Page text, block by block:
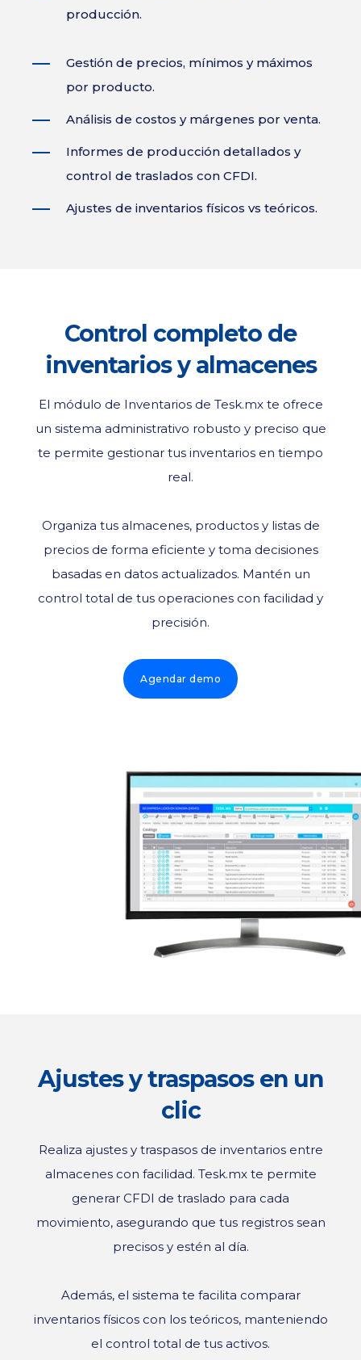
producción.
Gestión de precios, mínimos y máximos
por producto.
Análisis de costos y márgenes por venta.
Informes de producción detallados y
control de traslados con CFDI.
Ajustes de inventarios físicos vs teóricos.
Control completo de
inventarios y almacenes
El módulo de Inventarios de Tesk.mx te ofrece
un sistema administrativo robusto y preciso que
te permite gestionar tus inventarios en tiempo
real.
Organiza tus almacenes, productos y listas de
precios de forma eficiente y toma decisiones
basadas en datos actualizados. Mantén un
control total de tus operaciones con facilidad y
precisión.
Agendar demo
Ajustes y traspasos en un
clic
Realiza ajustes y traspasos de inventarios entre
almacenes con facilidad. Tesk.mx te permite
generar CFDI de traslado para cada
movimiento, asegurando que tus registros sean
precisos y estén al día.
Además, el sistema te facilita comparar
inventarios físicos con los teóricos, manteniendo
el control total de tus activos.